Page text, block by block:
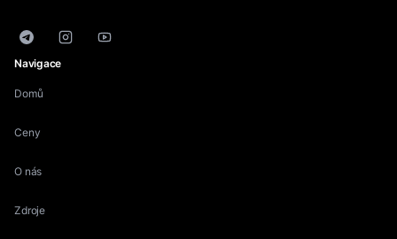
TelegramInstagramYouTube
Navigace
Domů
Ceny
O nás
Zdroje